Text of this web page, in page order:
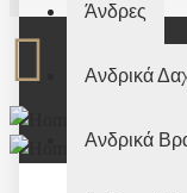
Άνδρες
Ανδρικά
Ανδρικά